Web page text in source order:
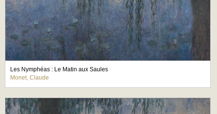
Les Nymphéas : Le Matin aux Saules
Monet, Claude